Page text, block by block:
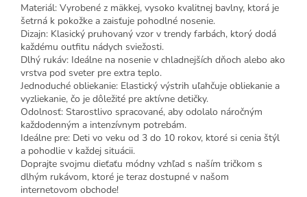
Materiál: Vyrobené z mäkkej, vysoko kvalitnej bavlny, ktorá je
šetrná k pokožke a zaisťuje pohodlné nosenie.
Dizajn: Klasický pruhovaný vzor v trendy farbách, ktorý dodá
každému outfitu nádych sviežosti.
Dlhý rukáv: Ideálne na nosenie v chladnejších dňoch alebo ako
vrstva pod sveter pre extra teplo.
Jednoduché obliekanie: Elastický výstrih uľahčuje obliekanie a
vyzliekanie, čo je dôležité pre aktívne detičky.
Odolnosť: Starostlivo spracované, aby odolalo náročným
každodenným a intenzívnym potrebám.
Ideálne pre: Deti vo veku od 3 do 10 rokov, ktoré si cenia štýl
a pohodlie v každej situácii.
Doprajte svojmu dieťaťu módny vzhľad s naším tričkom s
dlhým rukávom, ktoré je teraz dostupné v našom
internetovom obchode!